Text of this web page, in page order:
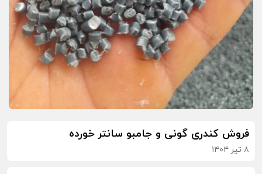
فروش کندری گونی و جامبو سانتر خورده
۸ تیر ۱۴۰۴